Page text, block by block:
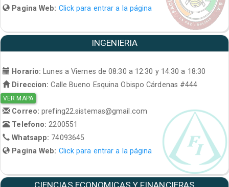
Pagina Web: Click para entrar a la página
INGENIERIA
Horario:
Lunes a Viernes de 08:30 a 12:30 y 14:30 a 18:30
Direccion: Calle Bueno Esquina Obispo Cárdenas #444
VER MAPA
Correo:prefing22.sistemas@gmail.com
Telefono: 2200551
Whatsapp: 74093645
Pagina Web: Click para entrar a la página